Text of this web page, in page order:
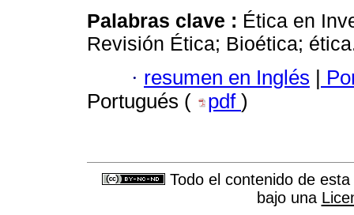
Palabras clave : Ética en
Revisión Ética; Bioética;
· resumen en Inglés |
Portugués (
pdf )
Todo el contenido de
bajo una